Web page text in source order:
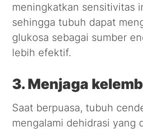
meningkatkan sensitivitas
sehingga tubuh dapat
glukosa sebagai sumber
lebih efektif.
3. Menjaga
Saat berpuasa, tubuh
mengalami dehidrasi yang